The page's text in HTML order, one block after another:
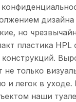
дизайна
но
пластика HPL
конструкций.
только
и легок в
наши